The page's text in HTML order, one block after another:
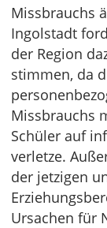
Missbrauchs
Ingolstadt
der Region
stimmen, da
Missbrauchs
Schüler auf
verletze.
der jetzigen
Ursachen für